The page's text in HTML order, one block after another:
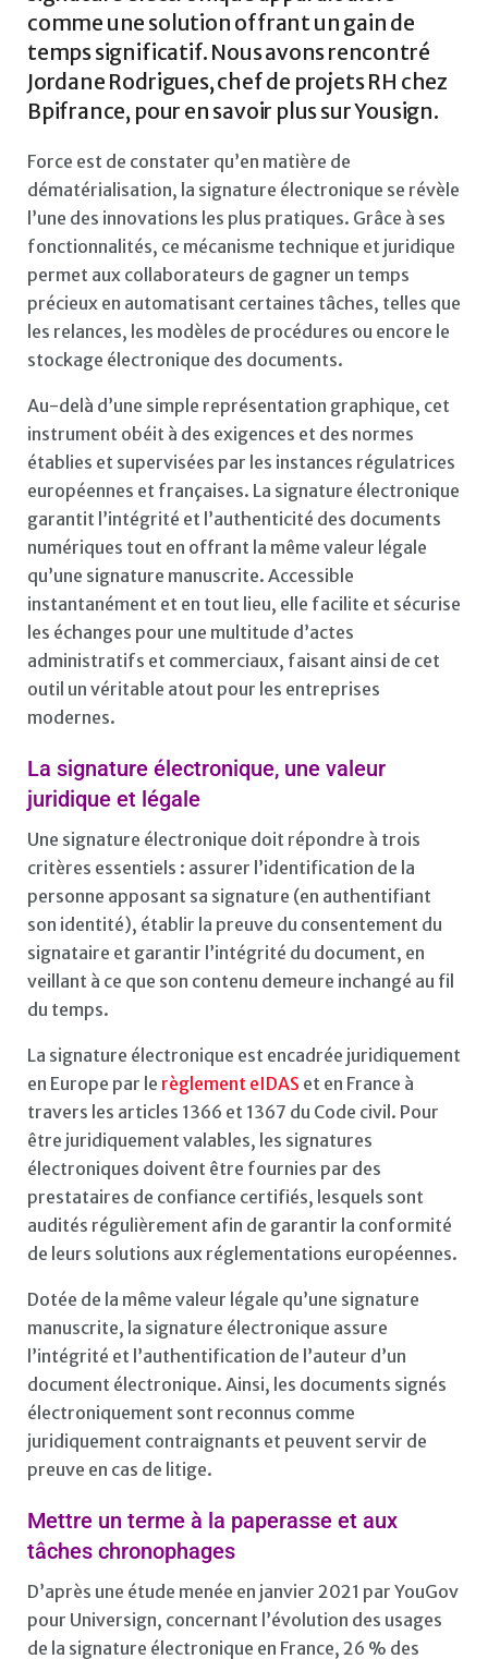
comme une solution offrant un gain de
temps significatif. Nous avons rencontré
Jordane Rodrigues, chef de projets RH chez
Bpifrance, pour en savoir plus sur Yousign.
Force est de constater qu’en matière de
dématérialisation, la signature électronique se révèle
l’une des innovations les plus pratiques. Grâce à ses
fonctionnalités, ce mécanisme technique et juridique
permet aux collaborateurs de gagner un temps
précieux en automatisant certaines tâches, telles que
les relances, les modèles de procédures ou encore le
stockage électronique des documents.
Au-delà d’une simple représentation graphique, cet
instrument obéit à des exigences et des normes
établies et supervisées par les instances régulatrices
européennes et françaises. La signature électronique
garantit l’intégrité et l’authenticité des documents
numériques tout en offrant la même valeur légale
qu’une signature manuscrite. Accessible
instantanément et en tout lieu, elle facilite et sécurise
les échanges pour une multitude d’actes
administratifs et commerciaux, faisant ainsi de cet
outil un véritable atout pour les entreprises
modernes.
La signature électronique, une valeur
juridique et légale
Une signature électronique doit répondre à trois
critères essentiels : assurer l’identification de la
personne apposant sa signature (en authentifiant
son identité), établir la preuve du consentement du
signataire et garantir l’intégrité du document, en
veillant à ce que son contenu demeure inchangé au fil
du temps.
La signature électronique est encadrée juridiquement
en Europe par le règlement eIDAS et en France à
travers les articles 1366 et 1367 du Code civil. Pour
être juridiquement valables, les signatures
électroniques doivent être fournies par des
prestataires de confiance certifiés, lesquels sont
audités régulièrement afin de garantir la conformité
de leurs solutions aux réglementations européennes.
Dotée de la même valeur légale qu’une signature
manuscrite, la signature électronique assure
l’intégrité et l’authentification de l’auteur d’un
document électronique. Ainsi, les documents signés
électroniquement sont reconnus comme
juridiquement contraignants et peuvent servir de
preuve en cas de litige.
Mettre un terme à la paperasse et aux
tâches chronophages
D’après une étude menée en janvier 2021 par YouGov
pour Universign, concernant l’évolution des usages
de la signature électronique en France, 26 % des